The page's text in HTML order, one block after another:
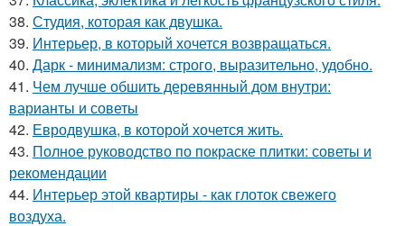
38. Студия, которая как двушка.
39. Интерьер, в который хочется возвращаться.
40. Дарк - минимализм: строго, выразительно, удобно.
41. Чем лучше обшить деревянный дом внутри:
варианты и советы
42. Евродвушка, в которой хочется жить.
43. Полное руководство по покраске плитки: советы и
рекомендации
44. Интерьер этой квартиры - как глоток свежего
воздуха.